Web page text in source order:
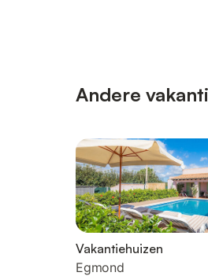
Andere
Vakantiehuizen
Egmond